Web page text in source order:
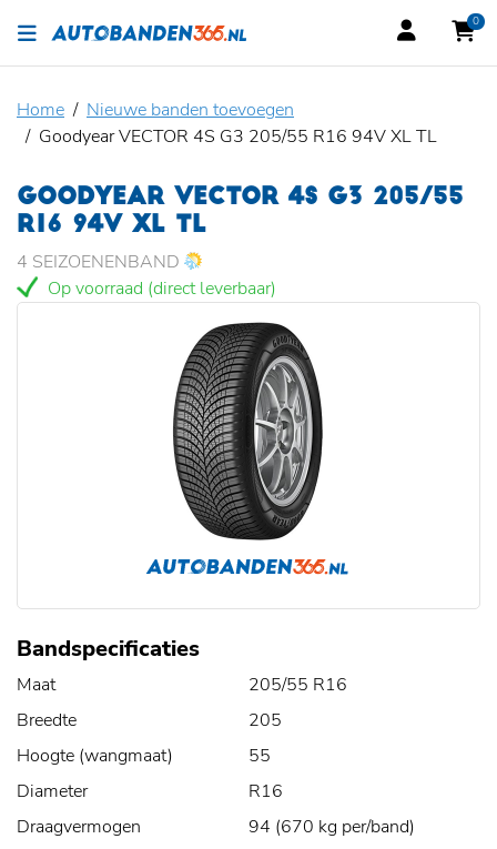
0
Home
Nieuwe banden toevoegen
Goodyear VECTOR 4S G3 205/55 R16 94V XL TL
GOODYEAR VECTOR 4S G3 205/55
R16 94V XL TL
4 SEIZOENENBAND
Op voorraad (direct leverbaar)
Bandspecificaties
Maat
205/55 R16
Breedte
205
Hoogte (wangmaat)
55
Diameter
R16
Draagvermogen
94 (670 kg per/band)